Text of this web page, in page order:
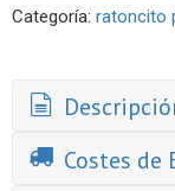
Categoría: ratoncito
Costes de